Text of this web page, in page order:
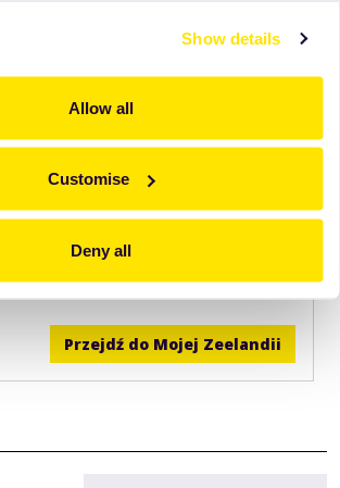
Show details
Allow all
Customise
Deny all
niż widzisz na tej karcie
receptury i wskazówki, które
wykorzystać ten produkt na co
dla użytkowników Mojej Zeelandii.
Przejdź do Mojej Zeelandii